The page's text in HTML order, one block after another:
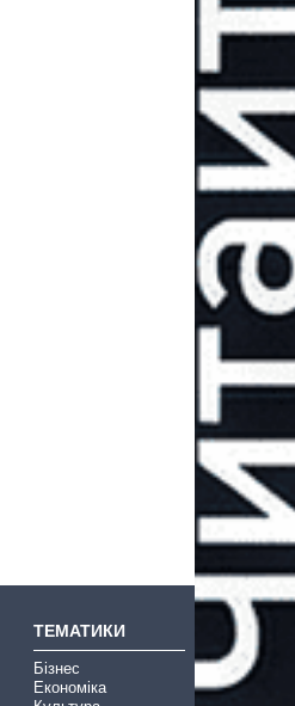
ТЕМАТИКИ
Бізнес
Економіка